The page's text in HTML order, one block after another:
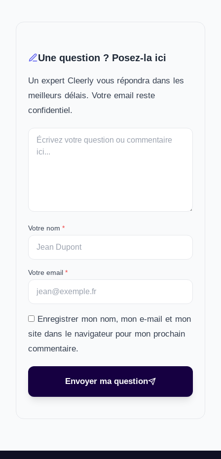
Une question ? Posez-la ici
Un expert Cleerly vous répondra dans les
meilleurs délais. Votre email reste
confidentiel.
Votre
message
Votre nom *
Votre email *
Enregistrer mon nom, mon e-mail et mon
site dans le navigateur pour mon prochain
commentaire.
Envoyer ma question